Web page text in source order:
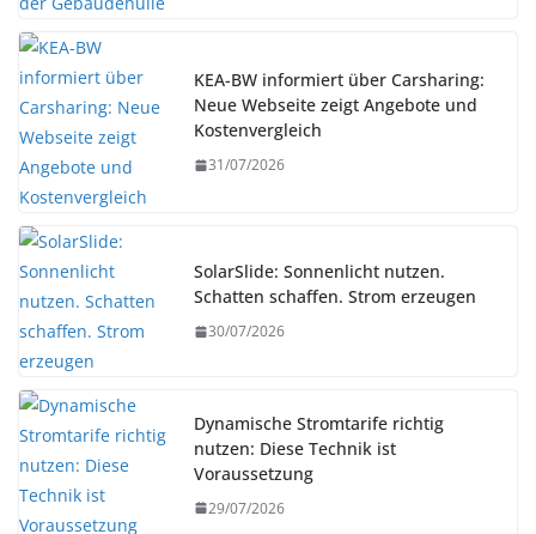
KEA-BW informiert über Carsharing:
Neue Webseite zeigt Angebote und
Kostenvergleich
31/07/2026
SolarSlide: Sonnenlicht nutzen.
Schatten schaffen. Strom erzeugen
30/07/2026
Dynamische Stromtarife richtig
nutzen: Diese Technik ist
Voraussetzung
29/07/2026